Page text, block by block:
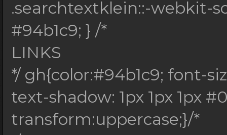
*/</style>
<center>
<div
<div
.searchtextklein::-webkit-
#94b1c9; } /*
LINKS
*/ gh{color:#94b1c9; font-
text-shadow: 1px 1px 1px
transform:uppercase;}/*